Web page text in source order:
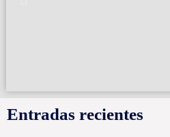
Entradas recientes